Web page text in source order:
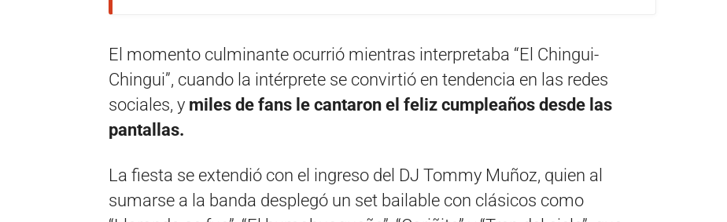
El momento culminante ocurrió mientras interpretaba “El Chingui-
Chingui”, cuando la intérprete se convirtió en tendencia en las redes
sociales, y miles de fans le cantaron el feliz cumpleaños desde las
pantallas.
La fiesta se extendió con el ingreso del DJ Tommy Muñoz, quien al
sumarse a la banda desplegó un set bailable con clásicos como